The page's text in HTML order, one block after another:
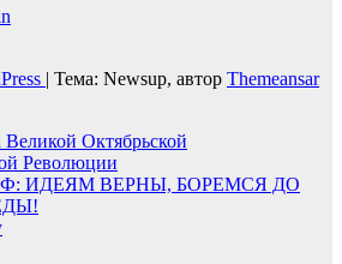
| Тема: Newsup, автор Themeansar
Октябрьской
Революции
ИДЕЯМ ВЕРНЫ, БОРЕМСЯ ДО